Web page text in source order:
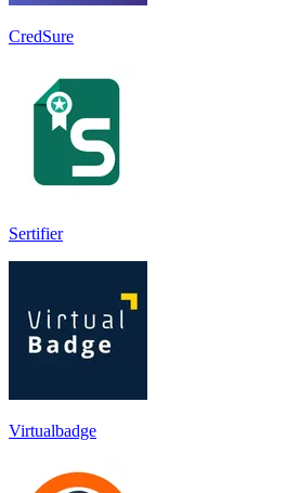
CredSure
Sertifier
Virtualbadge